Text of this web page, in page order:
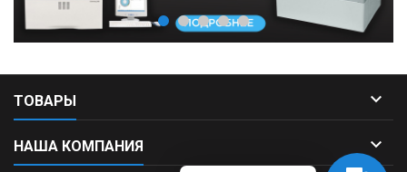
ТОВАРЫ 
НАША КОМПАНИЯ 